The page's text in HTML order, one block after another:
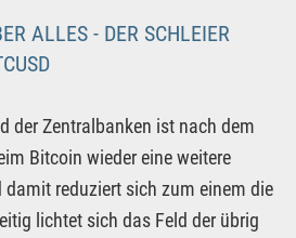
ALLES - DER SCHLEIER
der Zentralbanken ist nach dem
Bitcoin wieder eine weitere
reduziert sich zum einem die
lichtet sich das Feld der übrig